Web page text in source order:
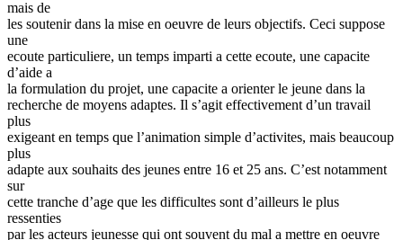
mais de
les soutenir dans la mise en oeuvre de leurs objectifs. Ceci suppose
une
ecoute particuliere, un temps imparti a cette ecoute, une capacite
d’aide a
la formulation du projet, une capacite a orienter le jeune dans la
recherche de moyens adaptes. Il s’agit effectivement d’un travail
plus
exigeant en temps que l’animation simple d’activites, mais beaucoup
plus
adapte aux souhaits des jeunes entre 16 et 25 ans. C’est notamment
sur
cette tranche d’age que les difficultes sont d’ailleurs le plus
ressenties
par les acteurs jeunesse qui ont souvent du mal a mettre en oeuvre